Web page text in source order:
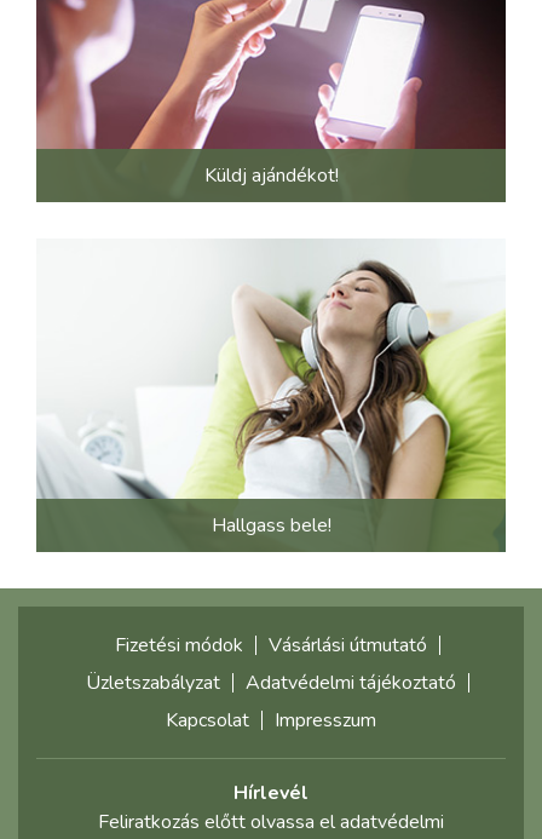
Küldj ajándékot!
Hallgass bele!
Fizetési módok
Vásárlási útmutató
Üzletszabályzat
Adatvédelmi tájékoztató
Kapcsolat
Impresszum
Hírlevél
Feliratkozás előtt olvassa el adatvédelmi